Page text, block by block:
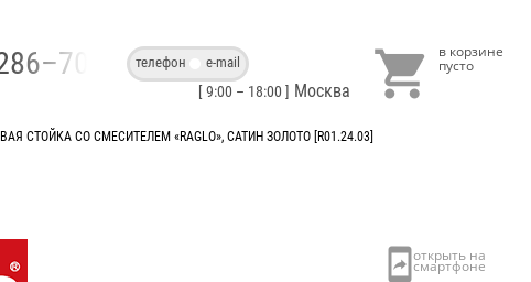
телефон e-mail
[ 9:00 – 18:00 ] Москва 
СТОЙКА СО СМЕСИТЕЛЕМ «RAGLO», САТИН ЗОЛОТО [R01.24.03]